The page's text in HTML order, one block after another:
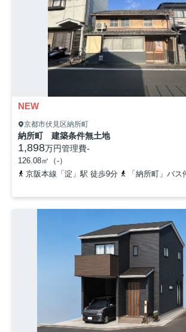
NEW
京都市伏見区納所町
納所町 建築条件無土地
1,898万円管理費-
126.08㎡（-）
京阪本線「淀」駅 徒歩9分
「納所町」バ